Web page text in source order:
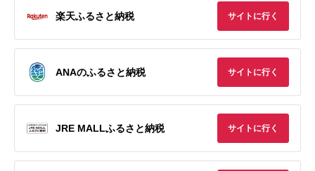
楽天ふるさと納税 サイトに行く
ANAのふるさと納税 サイトに行く
JRE MALLふるさと納税 サイトに行く